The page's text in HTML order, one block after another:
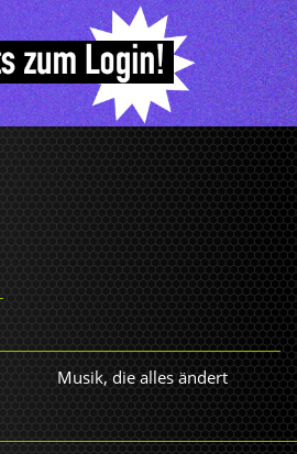
Musik, die alles ändert